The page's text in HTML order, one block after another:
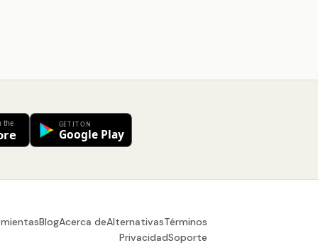
BlogAcerca deAlternativasTérminos
PrivacidadSoporte